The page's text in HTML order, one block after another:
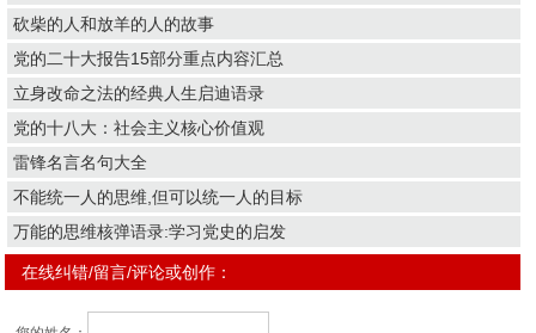
砍柴的人和放羊的人的故事
党的二十大报告15部分重点内容汇总
立身改命之法的经典人生启迪语录
党的十八大：社会主义核心价值观
雷锋名言名句大全
不能统一人的思维,但可以统一人的目标
万能的思维核弹语录:学习党史的启发
在线纠错/留言/评论或创作：